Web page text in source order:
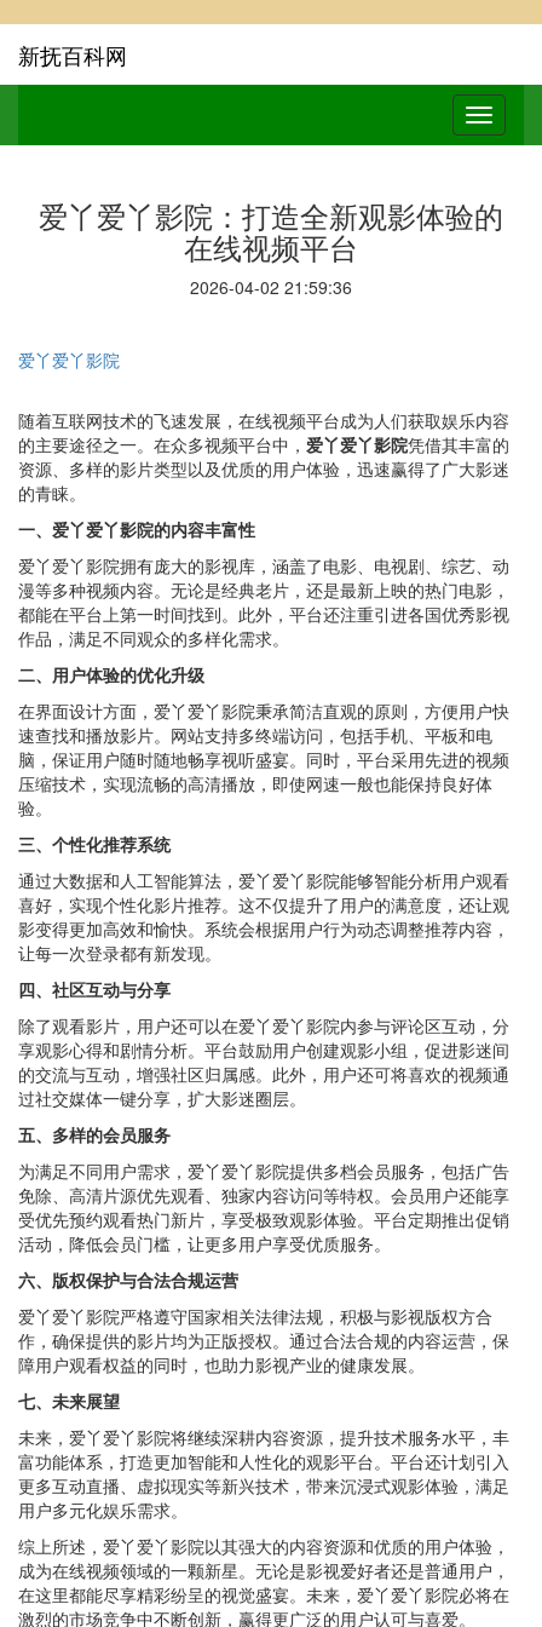
新抚百科网
爱丫爱丫影院：打造全新观影体验的
在线视频平台
2026-04-02 21:59:36
爱丫爱丫影院
随着互联网技术的飞速发展，在线视频平台成为人们获取娱乐内容
的主要途径之一。在众多视频平台中， 爱丫爱丫影院凭借其丰富的
资源、多样的影片类型以及优质的用户体验，迅速赢得了广大影迷
的青睐。
一、爱丫爱丫影院的内容丰富性
爱丫爱丫影院拥有庞大的影视库，涵盖了电影、电视剧、综艺、动
漫等多种视频内容。无论是经典老片，还是最新上映的热门电影，
都能在平台上第一时间找到。此外，平台还注重引进各国优秀影视
作品，满足不同观众的多样化需求。
二、用户体验的优化升级
在界面设计方面，爱丫爱丫影院秉承简洁直观的原则，方便用户快
速查找和播放影片。网站支持多终端访问，包括手机、平板和电
脑，保证用户随时随地畅享视听盛宴。同时，平台采用先进的视频
压缩技术，实现流畅的高清播放，即使网速一般也能保持良好体
验。
三、个性化推荐系统
通过大数据和人工智能算法，爱丫爱丫影院能够智能分析用户观看
喜好，实现个性化影片推荐。这不仅提升了用户的满意度，还让观
影变得更加高效和愉快。系统会根据用户行为动态调整推荐内容，
让每一次登录都有新发现。
四、社区互动与分享
除了观看影片，用户还可以在爱丫爱丫影院内参与评论区互动，分
享观影心得和剧情分析。平台鼓励用户创建观影小组，促进影迷间
的交流与互动，增强社区归属感。此外，用户还可将喜欢的视频通
过社交媒体一键分享，扩大影迷圈层。
五、多样的会员服务
为满足不同用户需求，爱丫爱丫影院提供多档会员服务，包括广告
免除、高清片源优先观看、独家内容访问等特权。会员用户还能享
受优先预约观看热门新片，享受极致观影体验。平台定期推出促销
活动，降低会员门槛，让更多用户享受优质服务。
六、版权保护与合法合规运营
爱丫爱丫影院严格遵守国家相关法律法规，积极与影视版权方合
作，确保提供的影片均为正版授权。通过合法合规的内容运营，保
障用户观看权益的同时，也助力影视产业的健康发展。
七、未来展望
未来，爱丫爱丫影院将继续深耕内容资源，提升技术服务水平，丰
富功能体系，打造更加智能和人性化的观影平台。平台还计划引入
更多互动直播、虚拟现实等新兴技术，带来沉浸式观影体验，满足
用户多元化娱乐需求。
综上所述，爱丫爱丫影院以其强大的内容资源和优质的用户体验，
成为在线视频领域的一颗新星。无论是影视爱好者还是普通用户，
在这里都能尽享精彩纷呈的视觉盛宴。未来，爱丫爱丫影院必将在
激烈的市场竞争中不断创新，赢得更广泛的用户认可与喜爱。